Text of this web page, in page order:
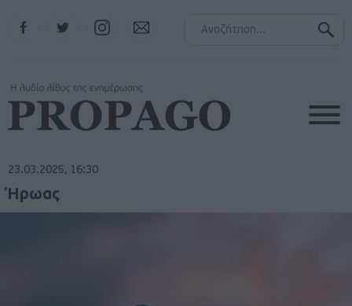
Instagram
23.03.2025, 16:30
Ήρωας